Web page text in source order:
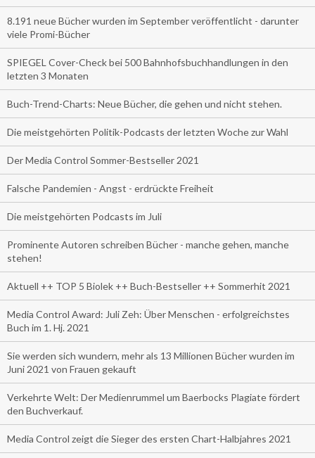
8.191 neue Bücher wurden im September veröffentlicht - darunter
viele Promi-Bücher
SPIEGEL Cover-Check bei 500 Bahnhofsbuchhandlungen in den
letzten 3 Monaten
Buch-Trend-Charts: Neue Bücher, die gehen und nicht stehen.
Die meistgehörten Politik-Podcasts der letzten Woche zur Wahl
Der Media Control Sommer-Bestseller 2021
Falsche Pandemien - Angst - erdrückte Freiheit
Die meistgehörten Podcasts im Juli
Prominente Autoren schreiben Bücher - manche gehen, manche
stehen!
Aktuell ++ TOP 5 Biolek ++ Buch-Bestseller ++ Sommerhit 2021
Media Control Award: Juli Zeh: Über Menschen - erfolgreichstes
Buch im 1. Hj. 2021
Sie werden sich wundern, mehr als 13 Millionen Bücher wurden im
Juni 2021 von Frauen gekauft
Verkehrte Welt: Der Medienrummel um Baerbocks Plagiate fördert
den Buchverkauf.
Media Control zeigt die Sieger des ersten Chart-Halbjahres 2021